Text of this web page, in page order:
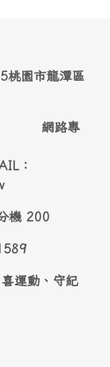
桃園市龍潭區
網路專
：
機 200
運動、守紀